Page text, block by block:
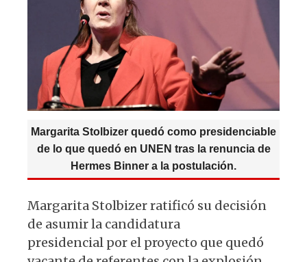
A
p
p
b
o
o
k
ra
m
Margarita Stolbizer quedó como presidenciable
de lo que quedó en UNEN tras la renuncia de
Hermes Binner a la postulación.
Margarita Stolbizer ratificó su decisión
de asumir la candidatura
presidencial por el proyecto que quedó